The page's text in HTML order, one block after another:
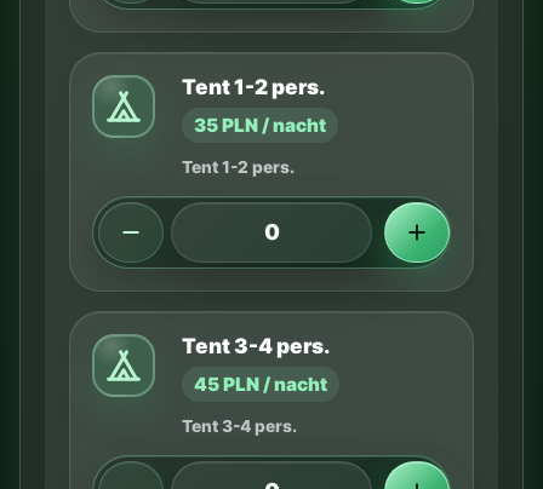
Tent 1-2 pers.
35 PLN / nacht
Tent 1-2 pers.
Tent 3-4 pers.
45 PLN / nacht
Tent 3-4 pers.